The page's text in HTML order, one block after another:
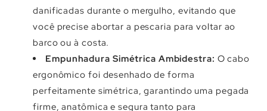
danificadas durante o mergulho, evitando que
você precise abortar a pescaria para voltar ao
barco ou à costa.
Empunhadura Simétrica Ambidestra: O cabo
ergonômico foi desenhado de forma
perfeitamente simétrica, garantindo uma pegada
firme, anatômica e segura tanto para